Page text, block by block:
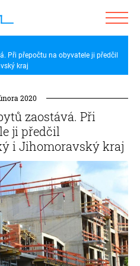
Při přepočtu na obyvatele ji předčil
kraj
2020
zaostává. Při
ji předčil
i Jihomoravský kraj